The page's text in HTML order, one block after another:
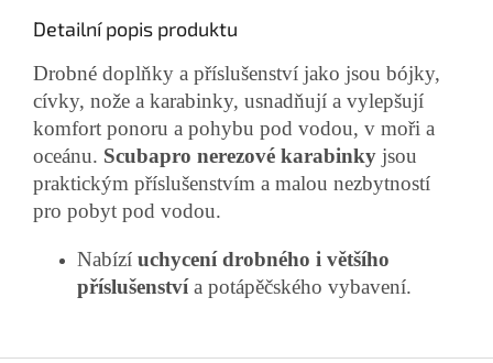
Detailní popis produktu
Drobné doplňky a příslušenství jako jsou bójky,
cívky, nože a karabinky, usnadňují a vylepšují
komfort ponoru a pohybu pod vodou, v moři a
oceánu. Scubapro nerezové karabinky jsou
praktickým příslušenstvím a malou nezbytností
pro pobyt pod vodou.
Nabízí uchycení drobného i většího
příslušenstvía potápěčského vybavení.